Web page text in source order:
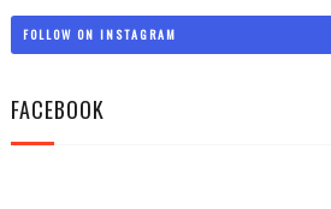
FOLLOW ON INSTAGRAM
FACEBOOK